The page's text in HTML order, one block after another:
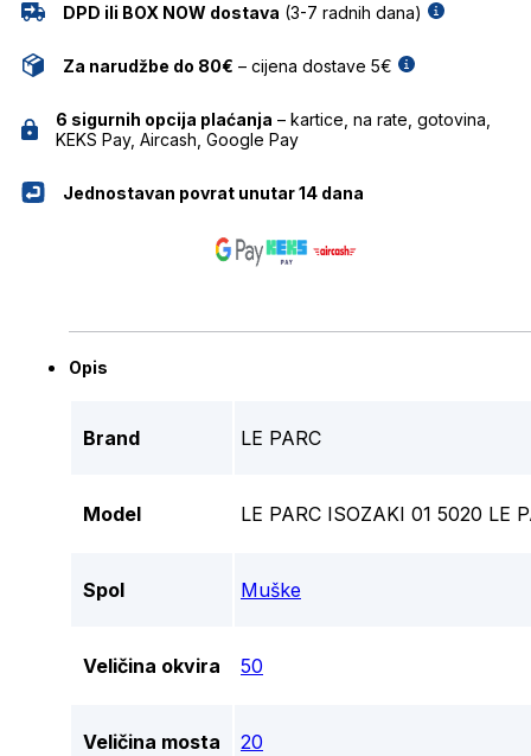
DPD ili BOX NOW dostava (3-7 radnih dana)
Za narudžbe do 80€ – cijena dostave 5€
6 sigurnih opcija plaćanja – kartice, na rate, gotovina,
KEKS Pay, Aircash, Google Pay
Jednostavan povrat unutar 14 dana
Opis
Brand LE PARC
Model LE PARC ISOZAKI 01 5020 LE
Spol Muške
Veličina okvira 50
Veličina mosta 20